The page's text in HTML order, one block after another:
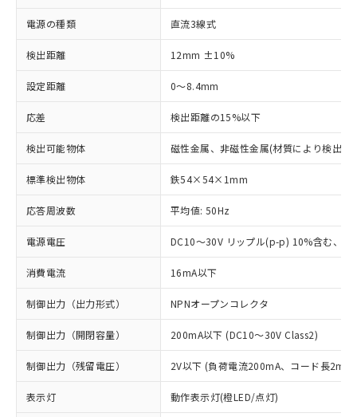
電源の種類 直流3線式
検出距離 12mm ±10%
設定距離 0～8.4mm
応差 検出距離の15%以下
検出可能物体 磁性金属、非磁性金属(材質により検出距
標準検出物体 鉄54×54×1mm
応答周波数 平均値: 50Hz
電源電圧 DC10～30V リップル(p-p) 10%含む、
消費電流 16mA以下
制御出力（出力形式） NPNオープンコレクタ
制御出力（開閉容量） 200mA以下 (DC10～30V Class2)
制御出力（残留電圧） 2V以下 (負荷電流200mA、コード長2m時
表示灯 動作表示灯(橙LED/点灯)